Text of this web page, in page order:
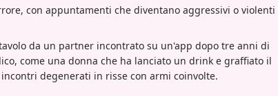
con appuntamenti che diventano aggressivi o violenti
da un partner incontrato su un'app dopo tre anni di
come una donna che ha lanciato un drink e graffiato il
degenerati in risse con armi coinvolte.